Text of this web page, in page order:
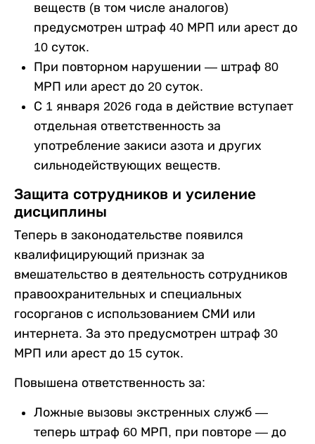
веществ (в том числе аналогов)
предусмотрен штраф 40 МРП или арест до
10 суток.
При повторном нарушении — штраф 80
МРП или арест до 20 суток.
С 1 января 2026 года в действие вступает
отдельная ответственность за
употребление закиси азота и других
сильнодействующих веществ.
Защита сотрудников и усиление
дисциплины
Теперь в законодательстве появился
квалифицирующий признак за
вмешательство в деятельность сотрудников
правоохранительных и специальных
госорганов с использованием СМИ или
интернета. За это предусмотрен штраф 30
МРП или арест до 15 суток.
Повышена ответственность за:
Ложные вызовы экстренных служб —
теперь штраф 60 МРП, при повторе — до